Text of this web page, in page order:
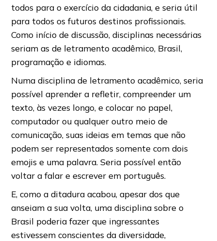
todos para o exercício da cidadania, e seria útil
para todos os futuros destinos profissionais.
Como início de discussão, disciplinas necessárias
seriam as de letramento acadêmico, Brasil,
programação e idiomas.
Numa disciplina de letramento acadêmico, seria
possível aprender a refletir, compreender um
texto, às vezes longo, e colocar no papel,
computador ou qualquer outro meio de
comunicação, suas ideias em temas que não
podem ser representados somente com dois
emojis e uma palavra. Seria possível então
voltar a falar e escrever em português.
E, como a ditadura acabou, apesar dos que
anseiam a sua volta, uma disciplina sobre o
Brasil poderia fazer que ingressantes
estivessem conscientes da diversidade,